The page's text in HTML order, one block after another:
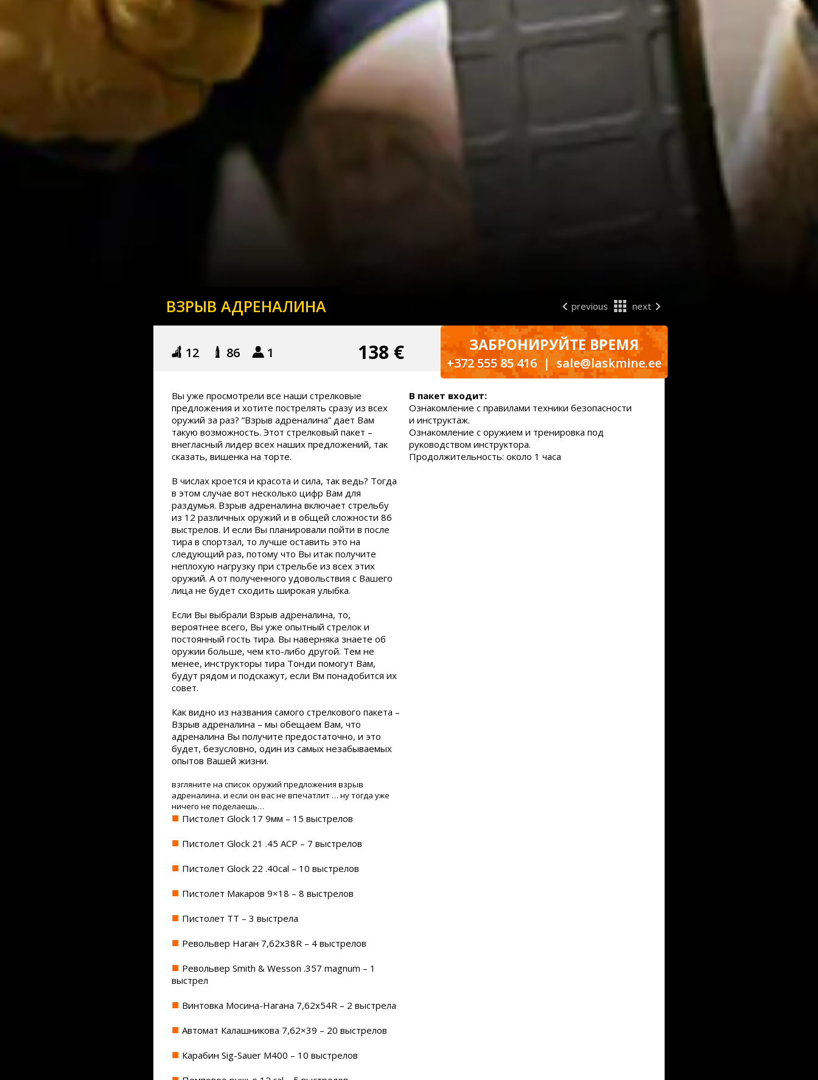
ВЗРЫВ АДРЕНАЛИНА previous next
12 86 1 138 € ЗАБРОНИРУЙТЕ ВРЕМЯ
+372 555 85 416 | sale@laskmine.ee
Вы уже просмотрели все наши стрелковые
предложения и хотите пострелять сразу из всех
оружий за раз? “Взрыв адреналина” дает Вам
такую ​​возможность. Этот стрелковый пакет –
внегласный лидер всех наших предложений, так
сказать, вишенка на торте.
В числах кроется и красота и сила, так ведь? Тогда
в этом случае вот несколько цифр Вам для
раздумья. Взрыв адреналина включает стрельбу
из 12 различных оружий и в общей сложности 86
выстрелов. И если Вы планировали пойти в после
тира в спортзал, то лучше оставить это на
следующий раз, потому что Вы итак получите
неплохую нагрузку при стрельбе из всех этих
оружий. А от полученного удовольствия с Вашего
лица не будет сходить широкая улыбка.
Если Вы выбрали Взрыв адреналина, то,
вероятнее всего, Вы уже опытный стрелок и
постоянный гость тира. Вы наверняка знаете об
оружии больше, чем кто-либо другой. Тем не
менее, инструкторы тира Тонди помогут Вам,
будут рядом и подскажут, если Вм понадобится их
совет.
Как видно из названия самого стрелкового пакета –
Взрыв адреналина – мы обещаем Вам, что
адреналина Вы получите предостаточно, и это
будет, безусловно, один из самых незабываемых
опытов Вашей жизни.
взгляните на список оружий предложения взрыв
адреналина. и если он вас не впечатлит … ну тогда уже
ничего не поделаешь…
Пистолет Glock 17 9мм – 15 выстрелов
Пистолет Glock 21 .45 ACP – 7 выстрелов
Пистолет Glock 22 .40cal – 10 выстрелов
Пистолет Макаров 9×18 – 8 выстрелов
Пистолет TT – 3 выстрела
Револьвер Наган 7,62x38R – 4 выстрелов
Револьвер Smith & Wesson .357 magnum – 1
выстрел
Винтовка Мосина-Нагана 7,62x54R – 2 выстрела
Автомат Калашникова 7,62×39 – 20 выстрелов
Карабин Sig-Sauer M400 – 10 выстрелов
В пакет входит:
Ознакомление с правилами техники безопасности
и инструктаж.
Ознакомление с оружием и тренировка под
руководством инструктора.
Продолжительность: около 1 часа